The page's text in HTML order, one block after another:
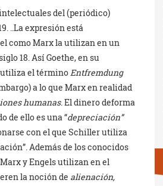
del (periódico)
..La expresión está
como Marx la utilizan en un
18. Así Goethe, en su
utiliza el términoEntfremdung
a lo que Marx en realidad
humanas. El dinero deforma
de ello es una “depreciación”
con el que Schiller utiliza
Además de los conocidos
y Engels utilizan en el
la noción de alienación,